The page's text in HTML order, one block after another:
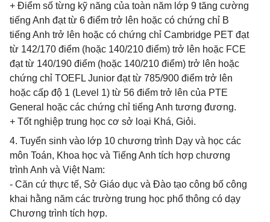
+ Điểm số từng kỹ năng của toàn năm lớp 9 tăng cường
tiếng Anh đạt từ 6 điểm trở lên hoặc có chứng chỉ B
tiếng Anh trở lên hoặc có chứng chỉ Cambridge PET đạt
từ 142/170 điểm (hoặc 140/210 điểm) trở lên hoặc FCE
đạt từ 140/190 điểm (hoặc 140/210 điểm) trở lên hoặc
chứng chỉ TOEFL Junior đạt từ 785/900 điểm trở lên
hoặc cấp độ 1 (Level 1) từ 56 điểm trở lên của PTE
General hoặc các chứng chỉ tiếng Anh tương đương.
+ Tốt nghiệp trung học cơ sở loại Khá, Giỏi.
4. Tuyển sinh vào lớp 10 chương trình Dạy và học các
môn Toán, Khoa học và Tiếng Anh tích hợp chương
trình Anh và Việt Nam:
- Căn cứ thực tế, Sở Giáo dục và Đào tạo công bố công
khai hằng năm các trường trung học phổ thông có dạy
Chương trình tích hợp.